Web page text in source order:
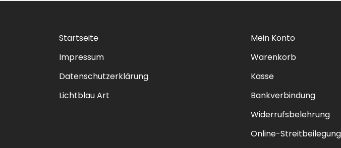
Startseite
Impressum
Datenschutzerklärung
Lichtblau Art
Mein Konto
Warenkorb
Kasse
Bankverbindung
Widerrufsbelehrung
Online-Streitbeilegung